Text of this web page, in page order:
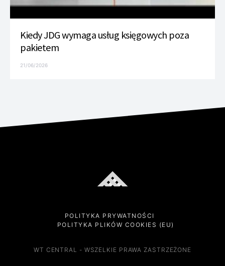
Kiedy JDG wymaga usług księgowych poza
pakietem
21/06/2026
POLITYKA PRYWATNOŚCI
POLITYKA PLIKÓW COOKIES (EU)
WT CENTRAL - WSZELKIE PRAWA ZASTRZEŻONE